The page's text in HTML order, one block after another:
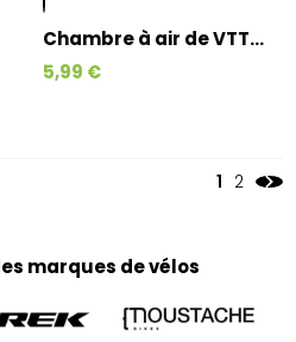
Chambre à air de VTT...
5,99 €
1 2
marques de vélos